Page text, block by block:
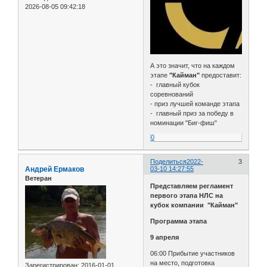
2026-08-05 09:42:18
А это значит, что на каждом
этапе "Кайман"предоставит:
- главный кубок
соревнований
- приз лучшей команде этапа
- главный приз за победу в
номинации "Биг-фиш"
0
Поделиться 3
2022-
03-10 14:27:55
Андрей Ермаков
Ветеран
Зарегистрирован: 2016-01-01
Представляем регламент
первого этапа НЛС на
кубок компании "Кайман"
Программа этапа
9 апреля
06:00 Прибытие участников
на место, подготовка